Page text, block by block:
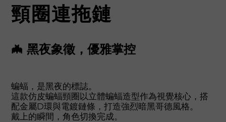
頸圈連拖鏈
🦇 黑夜象徵，優雅掌控
蝙蝠，是黑夜的標誌。
這款仿皮蝙蝠頸圈以立體蝙蝠造型作為視覺核心，搭
配金屬D環與電鍍鏈條，打造強烈暗黑哥德風格。
戴上的瞬間，角色切換完成。